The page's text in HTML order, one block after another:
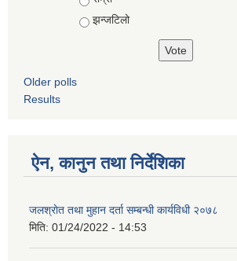
झन्जटिलो
Older polls
Results
ऐन, कानुन तथा निर्देशिका
जलश्राेत तथा मुहान दर्ता सम्बन्धी कार्यविधी २०७८
मिति: 01/24/2022 - 14:53